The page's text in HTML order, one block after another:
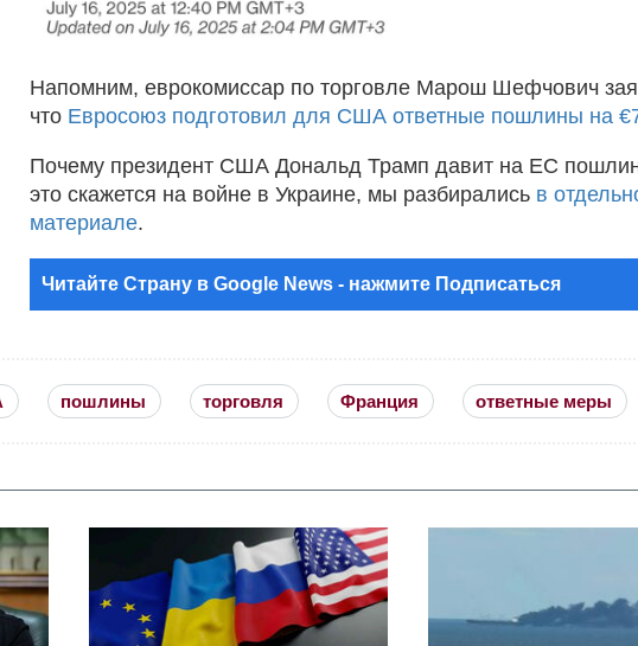
Напомним, еврокомиссар по торговле Марош Шефчович
что Евросоюз подготовил для США ответные пошлины на
Почему президент США Дональд Трамп давит на ЕС
это скажется на войне в Украине, мы разбирались в
материале.
Читайте Страну в Google News - нажмите Подписаться
пошлины торговля Франция ответные меры